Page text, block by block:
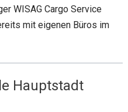
WISAG Cargo Service
mit eigenen Büros im
Hauptstadt